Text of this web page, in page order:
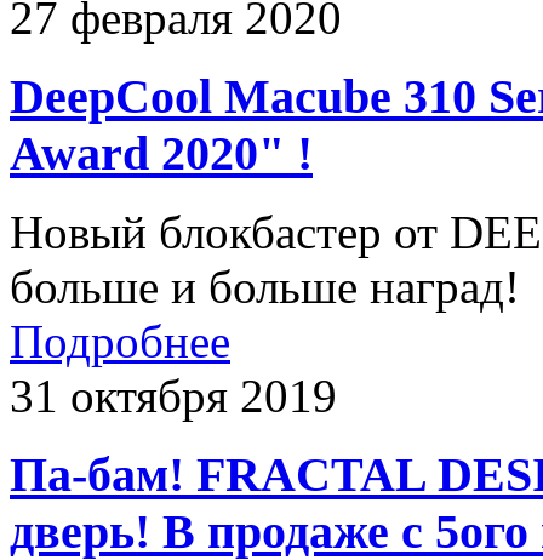
27 февраля 2020
DeepCool Macube 310
Award 2020" !
Новый блокбастер от
больше и больше наград!
Подробнее
31 октября 2019
Па-бам! FRACTAL
дверь! В продаже с